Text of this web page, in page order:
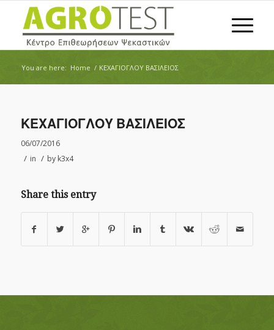
You are here: Home / ΚΕΧΑΓΙΟΓΛΟΥ ΒΑΣΙΛΕΙΟΣ
ΚΕΧΑΓΙΟΓΛΟΥ ΒΑΣΙΛΕΙΟΣ
06/07/2016
/ in / by k3x4
Share this entry